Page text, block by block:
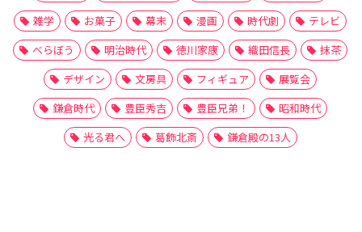
雑学
お菓子 幕末 漫画 時代劇
テレビ
べらぼう
明治時代 徳川家康 織田信長
抹茶
デザイン
文房具 フィギュア
展覧会
鎌倉時代
豊臣秀吉 豊臣兄弟！
昭和時代
光る君へ
葛飾北斎 鎌倉殿の13人